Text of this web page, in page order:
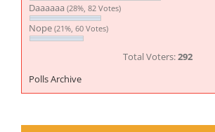
Daaaaaa (28%, 82 Votes)
Nope (21%, 60 Votes)
Total Voters:292
Polls Archive